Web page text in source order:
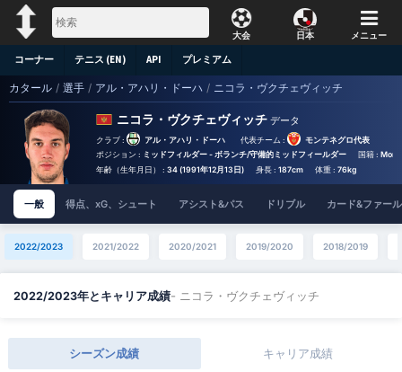
大会 日本 メニュー
コーナー テニス (EN) API プレミアム
カタール / 選手 / アル・アハリ・ドーハ / ニコラ・ヴクチェヴィッチ
ニコラ・ヴクチェヴィッチ データ
クラブ : アル・アハリ・ドーハ 代表チーム :
モンテネグロ代表
ポジション : ミッドフィルダー - ボランチ/守備的ミッドフィールダー 国籍 :
年齢（生年月日） : 34 (1991年12月13日) 身長 : 187cm 体重 : 76kg
一般 得点、xG、シュート アシスト&パス ドリブル カード&ファール
2022/2023 2021/2022 2020/2021 2019/2020 2018/2019
2022/2023年とキャリア成績- ニコラ・ヴクチェヴィッチ
シーズン成績 キャリア成績